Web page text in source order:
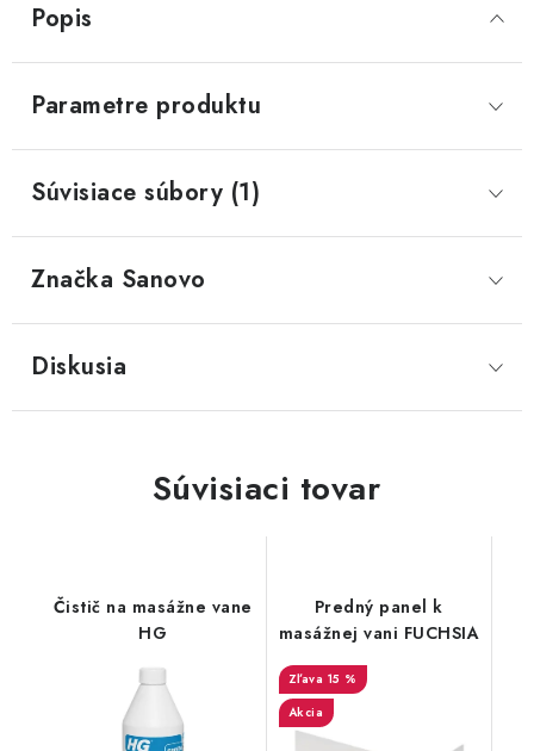
Popis
Parametre produktu
Súvisiace súbory (1)
Značka Sanovo
Diskusia
Súvisiaci tovar
Čistič na masážne vane
HG
Predný panel k
masážnej vani FUCHSIA
15 %
Akcia